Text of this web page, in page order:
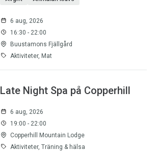
6 aug, 2026
16:30 - 22:00
Buustamons Fjällgård
Aktiviteter, Mat
Late Night Spa på Copperhill
6 aug, 2026
19:00 - 22:00
Copperhill Mountain Lodge
Aktiviteter, Träning & hälsa